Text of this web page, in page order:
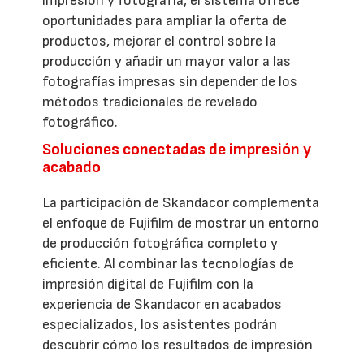
oportunidades para ampliar la oferta de
productos, mejorar el control sobre la
producción y añadir un mayor valor a las
fotografías impresas sin depender de los
métodos tradicionales de revelado
fotográfico.
Soluciones conectadas de impresión y
acabado
La participación de Skandacor complementa
el enfoque de Fujifilm de mostrar un entorno
de producción fotográfica completo y
eficiente. Al combinar las tecnologías de
impresión digital de Fujifilm con la
experiencia de Skandacor en acabados
especializados, los asistentes podrán
descubrir cómo los resultados de impresión